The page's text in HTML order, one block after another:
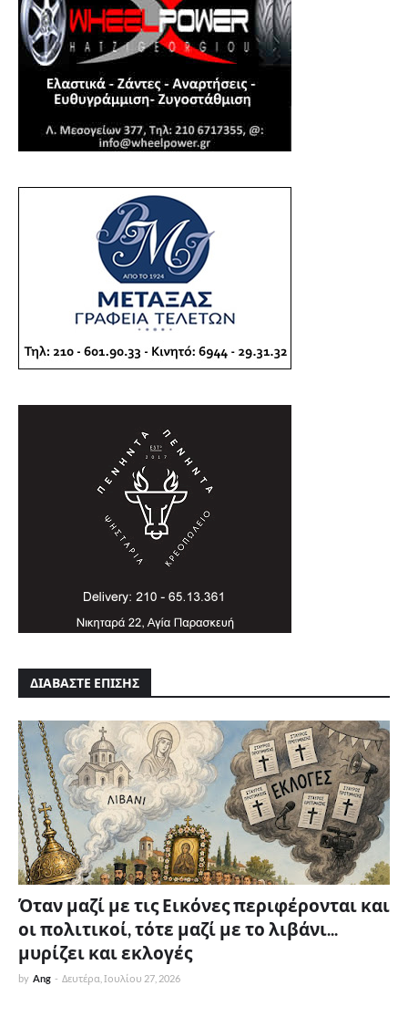
ΔΙΑΒΑΣΤΕ ΕΠΙΣΗΣ
Όταν μαζί με τις Εικόνες περιφέρονται και
οι πολιτικοί, τότε μαζί με το λιβάνι...
μυρίζει και εκλογές
by Ang - Δευτέρα, Ιουλίου 27, 2026